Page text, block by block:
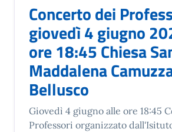
Concerto dei
giovedì 4 giugno
ore 18:45 Chiesa
Maddalena
Bellusco
Giovedì 4 giugno alle ore 18:45
Professori organizzato